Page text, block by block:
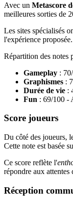
Avec un Metascore
meilleures sorties de
Les sites spécialisés
l'expérience
Répartition des notes
Gameplay :
Graphismes :
Durée de vie :
Fun : 69/100 -
Score joueurs
Du côté des joueurs,
Cette note est basée
Ce score reflète l'
répondre aux attentes
Réception